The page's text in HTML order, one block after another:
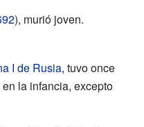
), murió joven.
I de Rusia, tuvo once
la infancia, excepto